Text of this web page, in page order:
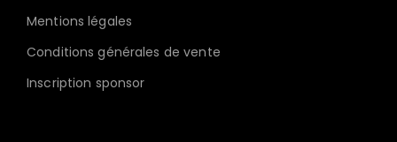
Mentions légales
Conditions générales de vente
Inscription sponsor